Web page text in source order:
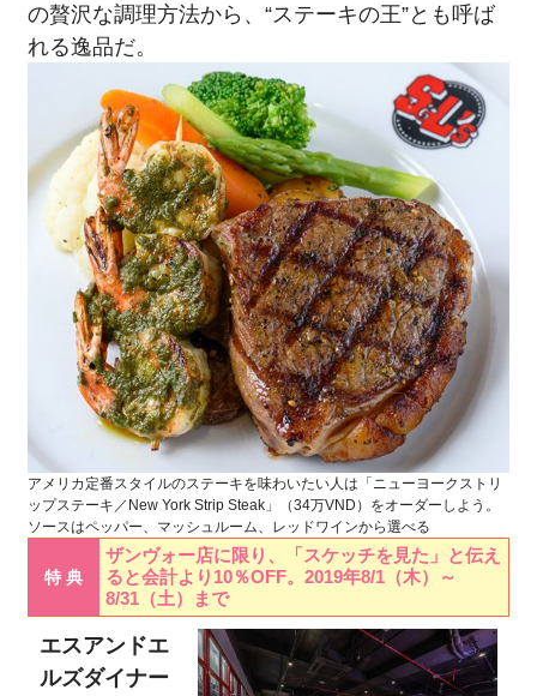
の贅沢な調理方法から、“ステーキの王”とも呼ば
れる逸品だ。
アメリカ定番スタイルのステーキを味わいたい人は「ニューヨークストリ
ップステーキ／New York Strip Steak」（34万VND）をオーダーしよう。
ソースはペッパー、マッシュルーム、レッドワインから選べる
特 典
ザンヴォー店に限り、「スケッチを見た」と伝え
ると会計より10％OFF。2019年8/1（木）～
8/31（土）まで
エスアンドエ
ルズダイナー